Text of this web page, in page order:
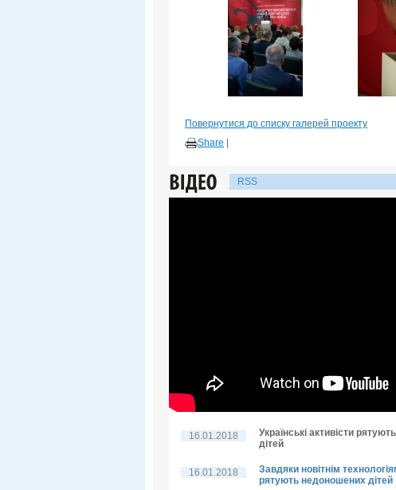
Повернутися до списку галерей проекту
Share
RSS
16.01.2018
Українські активісти
дітей
16.01.2018
Завдяки новітнім
рятують недоношених дітей